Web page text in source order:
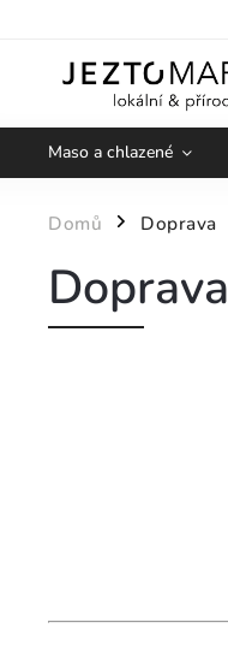
Maso a chlazené
Domů / Doprava
Doprava